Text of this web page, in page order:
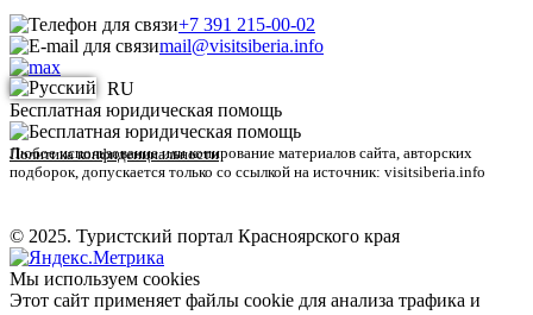
+7 391 215-00-02
mail@visitsiberia.info
RU
Бесплатная юридическая помощь
Политика конфиденциальности
Любое использование или копирование материалов сайта, авторских
подборок, допускается только со ссылкой на источник: visitsiberia.info
© 2025. Туристский портал Красноярского края
Мы используем cookies
Этот сайт применяет файлы cookie для анализа трафика и